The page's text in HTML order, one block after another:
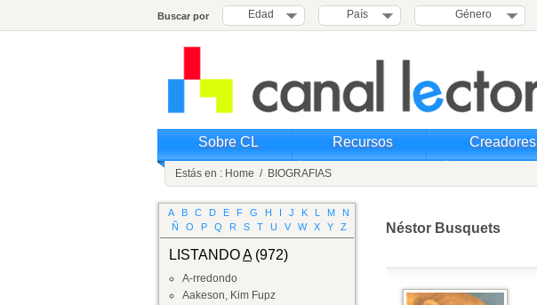
Buscar por Edad País Género
Sobre CL Recursos Creadores
Estás en : Home / BIOGRAFIAS
A B C D E F G H I J K L M
N
Ñ
O P Q R S T U V W X Y Z
LISTANDOA(972)
A-rredondo
Aakeson, Kim Fupz
Néstor Busquets